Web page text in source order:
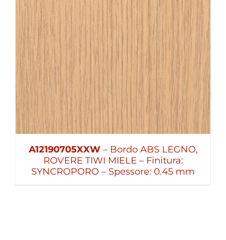
A12190705XXW– Bordo ABS LEGNO,
ROVERE TIWI MIELE – Finitura:
SYNCROPORO – Spessore: 0.45 mm